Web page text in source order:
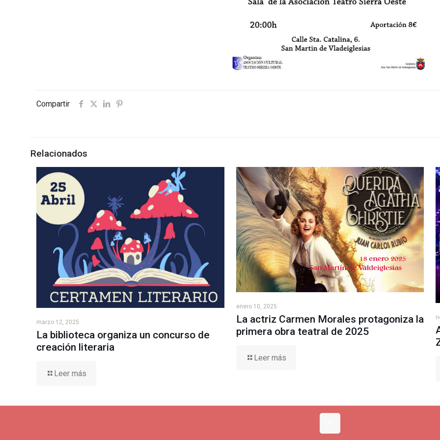
Compartir
Relacionados
marzo 12, 2025
La biblioteca organiza un concurso de
creación literaria
Leer más
enero 10, 2025
La actriz Carmen Morales protagoniza la
primera obra teatral de 2025
Leer más